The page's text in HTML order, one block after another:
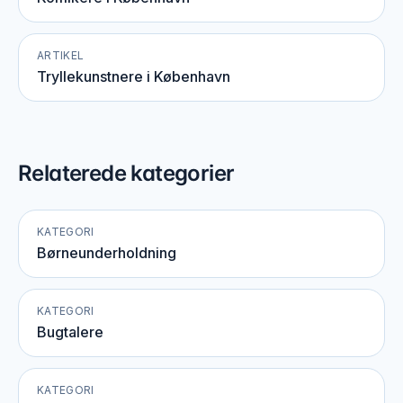
ARTIKEL
Tryllekunstnere i København
Relaterede kategorier
KATEGORI
Børneunderholdning
KATEGORI
Bugtalere
KATEGORI